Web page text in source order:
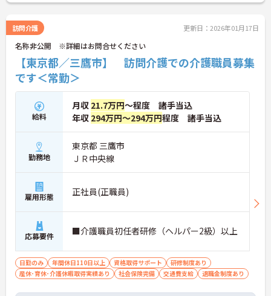
訪問介護 更新日：2026年01月17日
名称非公開 ※詳細はお問合せください
【東京都／三鷹市】 訪問介護での介護職員募集
です＜常勤＞
給料
月収 21.7万円～程度 諸手当込
年収 294万円～294万円程度 諸手当込
勤務地
東京都 三鷹市
ＪＲ中央線
雇用形態 正社員(正職員)
応募要件 ■介護職員初任者研修（ヘルパー2級）以上
日勤のみ 年間休日110日以上 資格取得サポート
研修制度あり
産休･育休･介護休暇取得実績あり
社会保険完備 交通費支給 退職金制度あり